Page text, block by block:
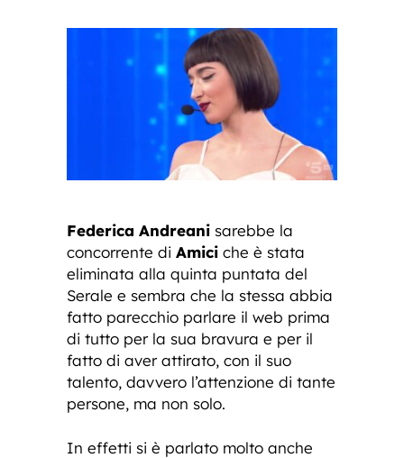
Federica Andreani sarebbe la
concorrente di Amici che è stata
eliminata alla quinta puntata del
Serale e sembra che la stessa abbia
fatto parecchio parlare il web prima
di tutto per la sua bravura e per il
fatto di aver attirato, con il suo
talento, davvero l’attenzione di tante
persone, ma non solo.
In effetti si è parlato molto anche